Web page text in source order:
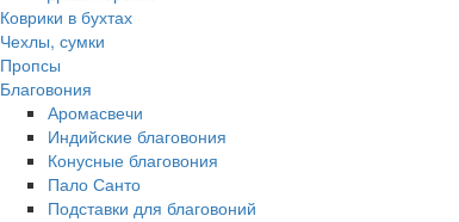
Коврики в бухтах
Чехлы, сумки
Пропсы
Благовония
Аромасвечи
Индийские благовония
Конусные благовония
Пало Санто
Подставки для благовоний